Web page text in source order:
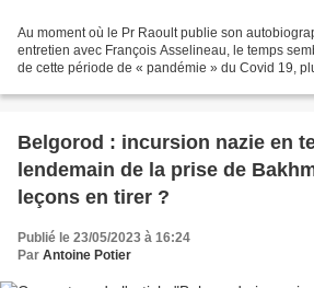
Au moment où le Pr Raoult publie son
entretien avec François Asselineau, le temps
de cette période de « pandémie » du Covid 19,
Belgorod : incursion nazie en
lendemain de la prise de
leçons en tirer ?
Publié le 23/05/2023 à 16:24
Par Antoine Potier